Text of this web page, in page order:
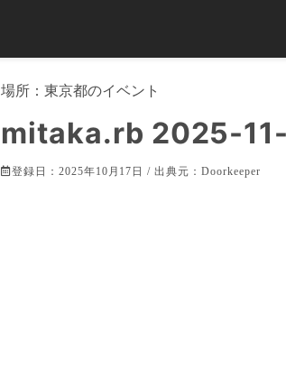
場所： 東京都のイベント
mitaka.rb 2025-
登録日：2025年10月17日 / 出典元：Doorkeeper